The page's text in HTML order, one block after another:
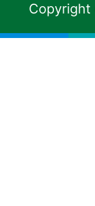
Copyright